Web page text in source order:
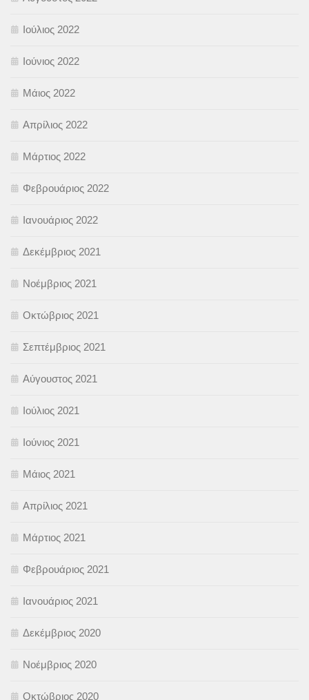
Ιούλιος 2022
Ιούνιος 2022
Μάιος 2022
Απρίλιος 2022
Μάρτιος 2022
Φεβρουάριος 2022
Ιανουάριος 2022
Δεκέμβριος 2021
Νοέμβριος 2021
Οκτώβριος 2021
Σεπτέμβριος 2021
Αύγουστος 2021
Ιούλιος 2021
Ιούνιος 2021
Μάιος 2021
Απρίλιος 2021
Μάρτιος 2021
Φεβρουάριος 2021
Ιανουάριος 2021
Δεκέμβριος 2020
Νοέμβριος 2020
Οκτώβριος 2020